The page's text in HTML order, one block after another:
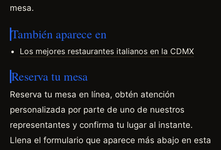
mesa.
También aparece en
Los mejores restaurantes italianos en la CDMX
Reserva tu mesa
Reserva tu mesa en línea, obtén atención
personalizada por parte de uno de nuestros
representantes y confirma tu lugar al instante.
Llena el formulario que aparece más abajo en esta